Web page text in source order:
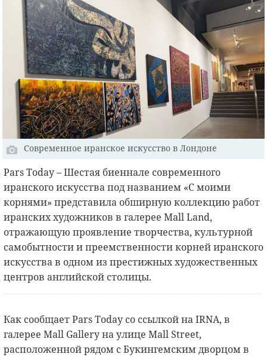
Современное иранское искусство в Лондоне
Pars Today – Шестая биеннале современного
иранского искусства под названием «С моими
корнями» представила обширную коллекцию работ
иранских художников в галерее Mall Land,
отражающую проявление творчества, культурной
самобытности и преемственности корней иранского
искусства в одном из престижных художественных
центров английской столицы.
Как сообщает Pars Today со ссылкой на IRNA, в
галерее Mall Gallery на улице Mall Street,
расположенной рядом с Букингемским дворцом в